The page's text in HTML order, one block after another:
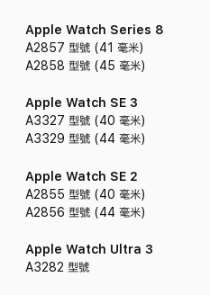
Apple Watch Series 8
A2857 型號 (41 毫米)
A2858 型號 (45 毫米)
Apple Watch SE 3
A3327 型號 (40 毫米)
A3329 型號 (44 毫米)
Apple Watch SE 2
A2855 型號 (40 毫米)
A2856 型號 (44 毫米)
Apple Watch Ultra 3
A3282 型號